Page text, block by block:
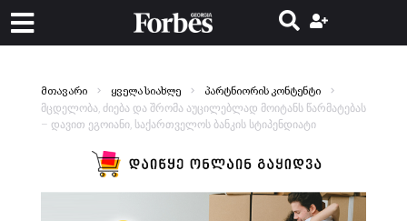
მთავარი ყველა სიახლე პარტნიორის კონტენტი
მცდელობა, ძიება და შრომა აუცილებლად მოიტანს წარმატებას
– დავით ეგოიანი, საქართველოს ბანკის სტიპენდიატი